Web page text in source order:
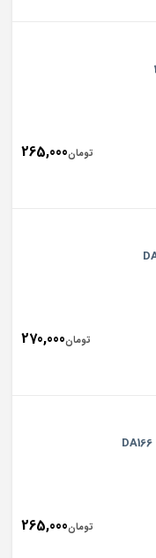
تومان265,000
تومان270,000
تومان265,000